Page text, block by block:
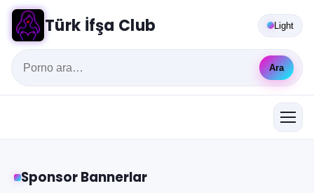
Türk İfşa Club
Ara
Light
Sponsor Bannerlar